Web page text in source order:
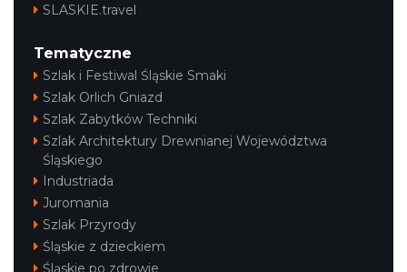
SLASKIE.travel
Tematyczne
Szlak i Festiwal Śląskie Smaki
Szlak Orlich Gniazd
Szlak Zabytków Techniki
Szlak Architektury Drewnianej Województwa
Śląskiego
Industriada
Juromania
Szlak Przyrody
Śląskie z dzieckiem
Śląskie po zdrowie